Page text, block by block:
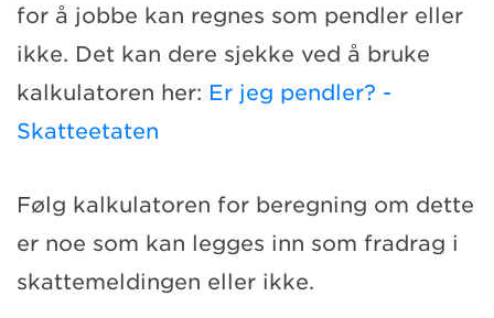
for å jobbe kan regnes som pendler eller
ikke. Det kan dere sjekke ved å bruke
kalkulatoren her: Er jeg pendler? -
Skatteetaten
Følg kalkulatoren for beregning om dette
er noe som kan legges inn som fradrag i
skattemeldingen eller ikke.